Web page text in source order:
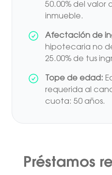
50.00% del valor
inmueble.
Afectación de
hipotecaria no
25.00% de tus
Tope de edad:
requerida al
cuota: 50 años.
Préstamos